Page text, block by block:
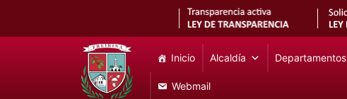
Inicio Alcaldía Departamentos
Webmail